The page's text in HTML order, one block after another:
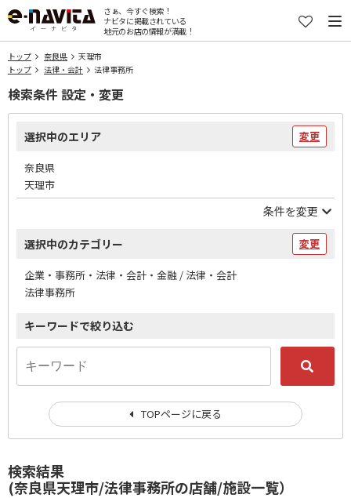
さぁ、今すぐ検索！
ナビタに掲載されている
地元のお店の情報が満載！
トップ 奈良県
天理市
トップ
法律・会計 法律事務所
検索結果
(奈良県天理市/法律事務所の店舗/施設一覧）
検索条件 設定・変更
選択中のエリア 変更
奈良県
天理市
条件を変更
選択中のカテゴリー 変更
企業・事務所・法律・会計・金融 / 法律・会計
法律事務所
キーワードで絞り込む
TOPページに戻る